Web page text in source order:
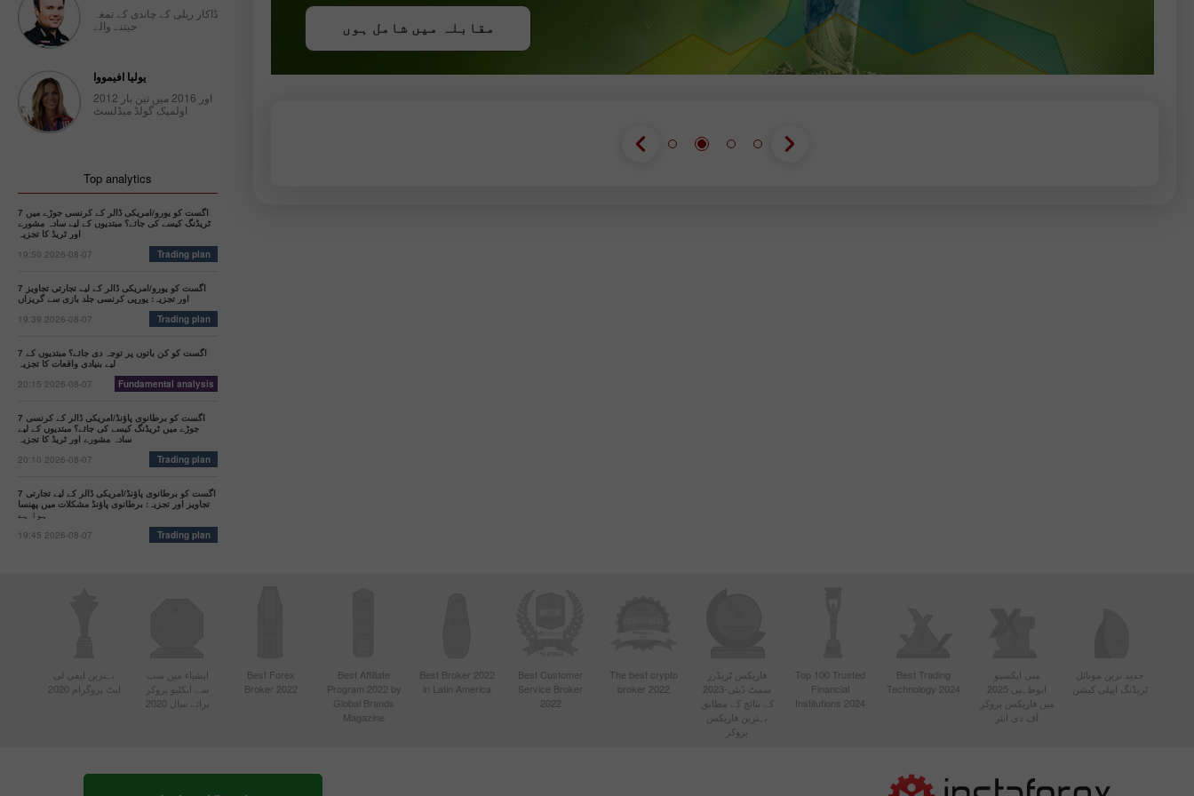
calendar
February
13:20
2025-02-21
February
مقابلہ میں شامل ہوں
مقابلہ میں شامل ہوں
ڈاکار ریلی کے چاندی کے تمغہ
جیتنے والے
یولیا افیمووا
2012 اور 2016 میں تین بار
اولمپک گولڈ میڈلسٹ
Top analytics
7 اگست کو یورو/امریکی ڈالر کے کرنسی جوڑے میں
ٹریڈنگ کیسے کی جائے؟ مبتدیوں کے لیے سادہ مشورے
اور ٹریڈ کا تجزیہ
19:50 2026-08-07
Trading plan
7 اگست کو یورو/امریکی ڈالر کے لیے تجارتی تجاویز
اور تجزیہ: یورپی کرنسی جلد بازی سے گریزاں
19:39 2026-08-07
Trading plan
7 اگست کو کن باتوں پر توجہ دی جائے؟ مبتدیوں کے
لیے بنیادی واقعات کا تجزیہ
20:15 2026-08-07
Fundamental analysis
7 اگست کو برطانوی پاؤنڈ/امریکی ڈالر کے کرنسی
جوڑے میں ٹریڈنگ کیسے کی جائے؟ مبتدیوں کے لیے
سادہ مشورے اور ٹریڈ کا تجزیہ
20:10 2026-08-07
Trading plan
7 اگست کو برطانوی پاؤنڈ/امریکی ڈالر کے لیے تجارتی
تجاویز اور تجزیہ: برطانوی پاؤنڈ مشکلات میں پھنسا
ہوا ہے
19:45 2026-08-07
Trading plan
جدید ترین موبائل
ٹریڈنگ ایپلی کیشن
منی ایکسپو
ابوظہبی 2025
میں فاریکس بروکر
آف دی ایئر
Best Trading
Technology 2024
Top 100 Trusted
Financial
Institutions 2024
فاریکس ٹریڈرز
سمٹ ڈبئی-2023
کے نتائج کے مطابق
بہترین فاریکس
بروکر
The best crypto
broker 2022
Best Customer
Service Broker
2022
Best Broker 2022
in Latin America
Best Affiliate
Program 2022 by
Global Brands
Magazine
Best Forex
Broker 2022
ایشیاء میں سب
سے ایکٹیو بروکر
برائے سال 2020
بہترین ایفی لی
ایٹ پروگرام 2020